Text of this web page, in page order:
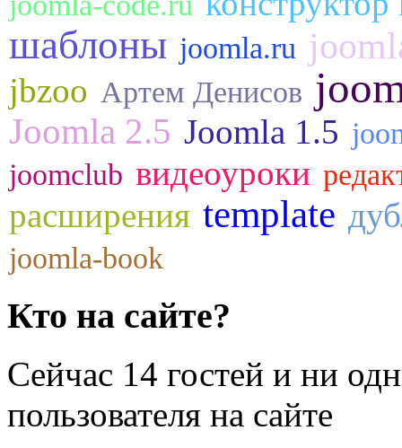
шаблоны joomla.ru
jbzoo Артем Денисов
Joomla 2.5 Joomla 1.5
joomclub видеоуроки
расширения template
joomla-book
Кто на сайте?
Сейчас 14 гостей и ни
пользователя на сайте